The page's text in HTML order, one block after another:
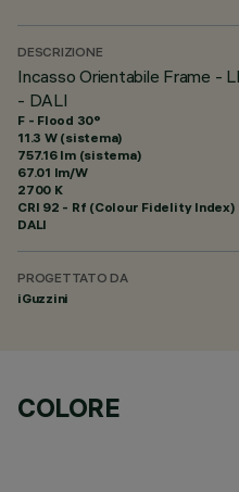
DESCRIZIONE
Incasso Orientabile Frame -
- DALI
F - Flood 30°
11.3 W (sistema)
757.16 lm (sistema)
67.01 lm/W
2700 K
CRI 92 - Rf (Colour Fidelity Index)
DALI
PROGETTATO DA
iGuzzini
COLORE